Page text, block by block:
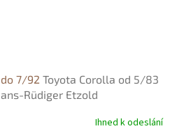
7/92 Toyota Corolla od 5/83
Rüdiger Etzold
Ihned k odeslání